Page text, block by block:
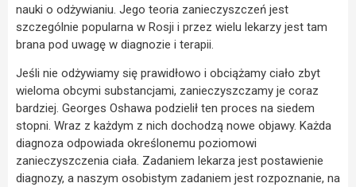
nauki o odżywianiu. Jego teoria zanieczyszczeń jest
szczególnie popularna w Rosji i przez wielu lekarzy jest tam
brana pod uwagę w diagnozie i terapii.
Jeśli nie odżywiamy się prawidłowo i obciążamy ciało zbyt
wieloma obcymi substancjami, zanieczyszczamy je coraz
bardziej. Georges Oshawa podzielił ten proces na siedem
stopni. Wraz z każdym z nich dochodzą nowe objawy. Każda
diagnoza odpowiada określonemu poziomowi
zanieczyszczenia ciała. Zadaniem lekarza jest postawienie
diagnozy, a naszym osobistym zadaniem jest rozpoznanie, na